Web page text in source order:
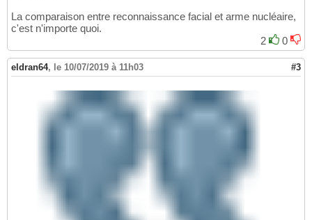
La comparaison entre reconnaissance facial et arme nucléaire,
c'est n'importe quoi.
2
0
eldran64, le 10/07/2019 à 11h03 #3